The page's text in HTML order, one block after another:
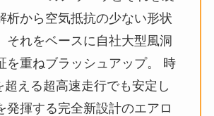
析から空気抵抗の少ない形状
それをベースに自社大型風洞
を重ねブラッシュアップ。 時
超える超高速走行でも安定し
発揮する完全新設計のエアロ